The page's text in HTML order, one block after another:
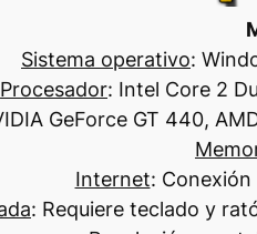
Sistema operativo:
Procesador: Intel Core 2
GeForce GT 440,
Internet:
: Requiere teclado y